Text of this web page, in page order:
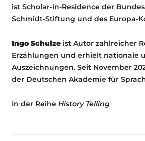
ist Scholar-in-Residence der
Schmidt-Stiftung und des Europa-
Ingo Schulze ist Autor zahlreicher
Erzählungen und erhielt nationale
Auszeichnungen. Seit November
der Deutschen Akademie für
In der Reihe History Telling